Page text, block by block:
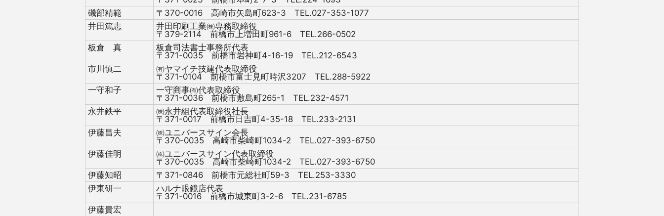
磯部精範
〒370-0016 高崎市矢島町623-3 TEL.027-353-1077
井田篤志
井田印刷工業㈱専務取締役
〒379-2114 前橋市上増田町961-6 TEL.266-0502
板倉 真
板倉司法書士事務所代表
〒371-0035 前橋市岩神町4-16-19 TEL.212-6543
市川慎二
㈲ヤマイチ技建代表取締役
〒371-0104 前橋市富士見町時沢3207 TEL.288-5922
一守和子
一守商事㈲代表取締役
〒371-0036 前橋市敷島町265-1 TEL.232-4571
永井鉄平
㈱永井組代表取締役社長
〒371-0017 前橋市日吉町4-35-18 TEL.233-2131
伊藤昌夫
㈱ユニバースサイン会長
〒370-0035 高崎市柴崎町1034-2 TEL.027-393-6750
伊藤佳明
㈱ユニバースサイン代表取締役
〒370-0035 高崎市柴崎町1034-2 TEL.027-393-6750
伊藤知昭
〒371-0846 前橋市元総社町59-3 TEL.253-3330
伊東研一
ハルナ眼鏡店代表
〒371-0016 前橋市城東町3-2-6 TEL.231-6785
伊藤貴宏